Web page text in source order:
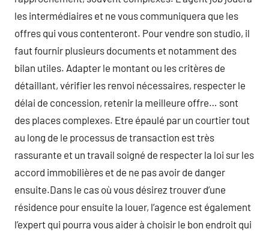
les intermédiaires et ne vous communiquera que les
offres qui vous contenteront. Pour vendre son studio, il
faut fournir plusieurs documents et notamment des
bilan utiles. Adapter le montant ou les critères de
détaillant, vérifier les renvoi nécessaires, respecter le
délai de concession, retenir la meilleure offre… sont
des places complexes. Etre épaulé par un courtier tout
au long de le processus de transaction est très
rassurante et un travail soigné de respecter la loi sur les
accord immobilières et de ne pas avoir de danger
ensuite.Dans le cas où vous désirez trouver d’une
résidence pour ensuite la louer, l’agence est également
l’expert qui pourra vous aider à choisir le bon endroit qui